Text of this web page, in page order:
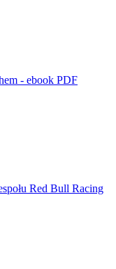
- ebook PDF
Red Bull Racing